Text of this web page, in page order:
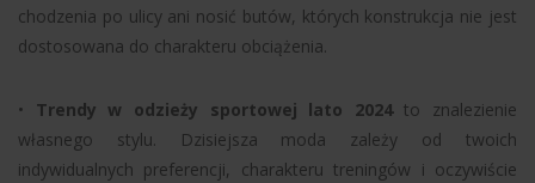
chodzenia po ulicy ani nosić butów, których konstrukcja nie jest
dostosowana do charakteru obciążenia.
• Trendy w odzieży sportowej lato 2024to znalezienie
własnego stylu. Dzisiejsza moda zależy od twoich
indywidualnych preferencji, charakteru treningów i oczywiście